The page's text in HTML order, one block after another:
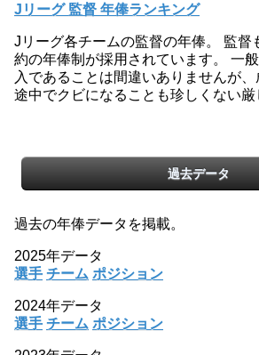
Jリーグ 監督 年俸ランキング
Jリーグ各チームの監督の年俸。 監督
約の年俸制が採用されています。 一
入であることは間違いありませんが
途中でクビになることも珍しくない厳
過去データ
過去の年俸データを掲載。
2025年データ
選手 チーム ポジション
2024年データ
選手 チーム ポジション